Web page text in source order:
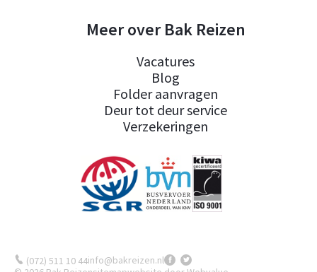
Meer over Bak Reizen
Vacatures
Blog
Folder aanvragen
Deur tot deur service
Verzekeringen
(072) 511 10 44info@bakreizen.nl